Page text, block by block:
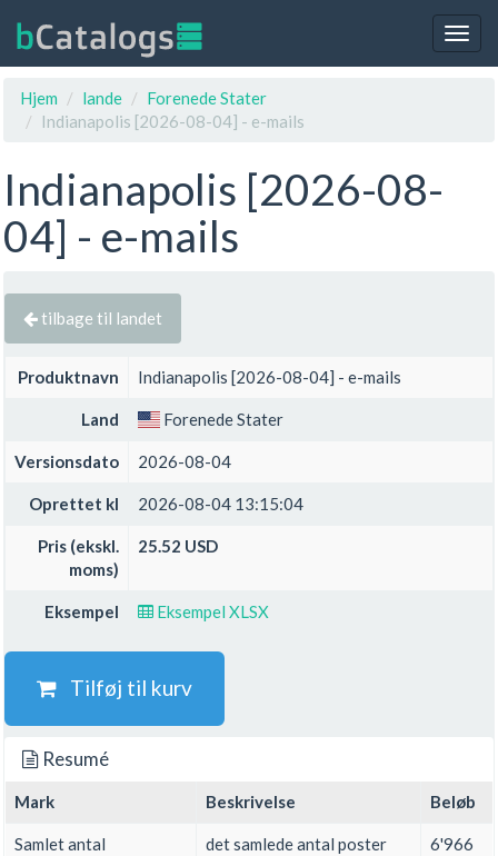
Hjem
lande
Forenede Stater
Indianapolis [2026-08-04] - e-mails
Indianapolis [2026-08-
04] - e-mails
tilbage til landet
Produktnavn Indianapolis [2026-08-04] - e-mails
Land Forenede Stater
Versionsdato 2026-08-04
Oprettet kl 2026-08-04 13:15:04
Pris (ekskl.
moms)
25.52 USD
Eksempel Eksempel XLSX
Tilføj til kurv
Resumé
Mark Beskrivelse Beløb
Samlet antal
det samlede antal poster
6'966